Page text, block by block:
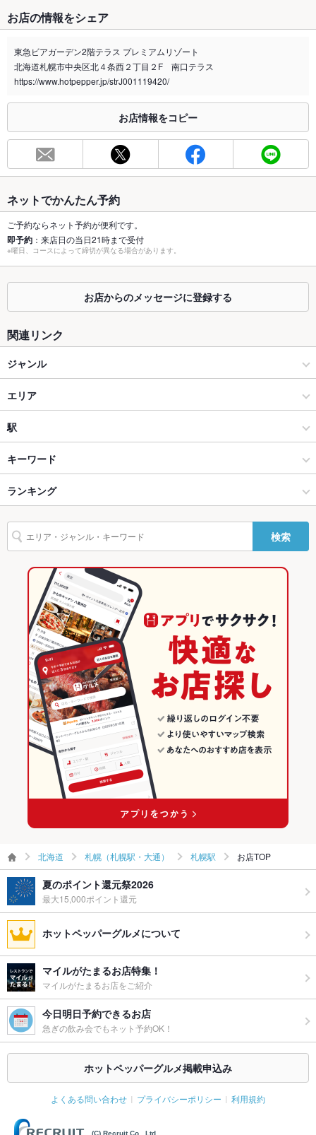
禁煙・喫煙 全席禁煙
喫煙専用室 あり
※2020年4月1日～受動喫煙対策に関する法律が施行されています。正しい情報はお店へお問い
総席数 110席(ゆったりとしたソファ席と南国の雰囲気でゆったりと…)
最大宴会収
110人(全110席。大型のご予約に関しては事前にお問い合わせ
個室 なし ：個室のご用意はございません。ご了承ください。
座敷 なし ：お座敷のご用意はございません。ご了承ください。
掘りごたつ なし ：掘りごたつのご用意はございません。ご了承ください。
なし ：カウンターのご用意はございません。ご了承ください。
ソファー
テラス席
なし ：さっぽろ東急百貨店の２Ｆ南口テラス。広々としたテラ
ス席をご用意しております。
貸切
貸切可 ：貸切のご利用にも対応しております。事前に店舗まで
設備
Wi-Fi
バリアフリ
駐車場 なし ：駐車場のご用意はございません。ご了承ください。
その他設備 席指定等は承れない場合もございます
飲み放題
あり ：コロナ・スーパードライ込の豪華飲み放題が120分2750
円（税込）。その他各種カクテルもＯＫ
食べ放題
なし ：ガパオライス・本格ピザ・パスタ等の本格料理をリーズ
ナブルにご用意しております。
カクテル充実、ワイン充実
お子様連れ お子様連れ歓迎 ：ご家族でもお気軽にご利用頂けます。
ウェディン
ウェディングＯＫの系列店があり。ビアガーデンウエディング
はお問い合わせ下さい。
プライズ対
備考 席指定等は承れない場合もございます
お店の情報をシェア
東急ビアガーデン2階テラス プレミアムリゾート
北海道札幌市中央区北４条西２丁目２F 南口テラス
https://www.hotpepper.jp/strJ001119420/
お店情報をコピー
ネットでかんたん予約
ご予約ならネット予約が便利です。
即予約 ：来店日の当日21時まで受付
※曜日、コースによって締切が異なる場合があります。
お店からのメッセージに登録する
関連リンク
ジャンル
ダイニングバー・バル
ビアホール
スペインバル・イタリアンバール
札幌（札幌駅・大通） × ダイニングバー・バル
札幌（札幌駅・大通） × ビアホール
札幌（札幌駅・大通） × スペインバル・イタリアンバール
札幌駅 × ダイニングバー・バル
札幌駅 × ビアホール
札幌駅 × スペインバル・イタリアンバール
エリア
札幌駅
札幌駅 × ダイニングバー・バル
札幌駅 × ビアホール
札幌駅 × スペインバル・イタリアンバール
北海道
北海道 × ダイニングバー・バル
北海道 × ビアホール
北海道 × スペインバル・イタリアンバール
駅
大通駅
さっぽろ駅
札幌駅
キーワード
からあげ
ピザ マルゲリータ ガパオ タンドリーチキン アヒージョ
ランキング
北海道のグルメランキング
北海道のダイニングバー・バルランキング
北海道のビアホールランキング
札幌（札幌駅・大通）のグルメランキング
札幌（札幌駅・大通）のダイニングバー・バルランキング
札幌（札幌駅・大通）のビアホールランキング
札幌駅のグルメランキング
札幌駅のダイニングバー・バルランキング
札幌駅のビアホールランキング
検索
北海道 札幌（札幌駅・大通） 札幌駅 お店TOP
夏のポイント還元祭2026
最大15,000ポイント還元
ホットペッパーグルメについて
マイルがたまるお店特集！
マイルがたまるお店をご紹介
今日明日予約できるお店
急ぎの飲み会でもネット予約OK！
ホットペッパーグルメ掲載申込み
よくある問い合わせ プライバシーポリシー 利用規約
(C) Recruit Co., Ltd.